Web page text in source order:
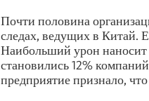
Почти половина
следах, ведущих в Китай.
Наибольший урон наносит
становились 12%
предприятие признало,